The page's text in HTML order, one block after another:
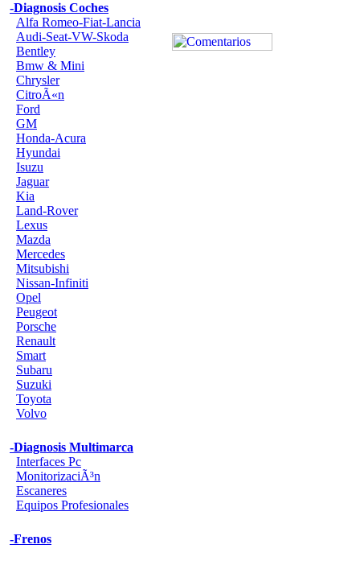
-Diagnosis Coches
Alfa Romeo-Fiat-Lancia
Audi-Seat-VW-Skoda
Bentley
Bmw & Mini
Chrysler
CitroÃ«n
Ford
GM
Honda-Acura
Hyundai
Isuzu
Jaguar
Kia
Land-Rover
Lexus
Mazda
Mercedes
Mitsubishi
Nissan-Infiniti
Opel
Peugeot
Porsche
Renault
Smart
Subaru
Suzuki
Toyota
Volvo
-Diagnosis Multimarca
Interfaces Pc
MonitorizaciÃ³n
Escaneres
Equipos Profesionales
-Frenos